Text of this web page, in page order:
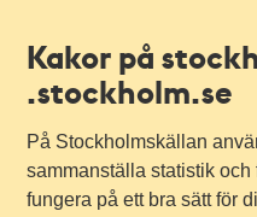
Kakor på
.stockholm.se
På Stockholmskällan
sammanställa statistik
fungera på ett bra sätt för